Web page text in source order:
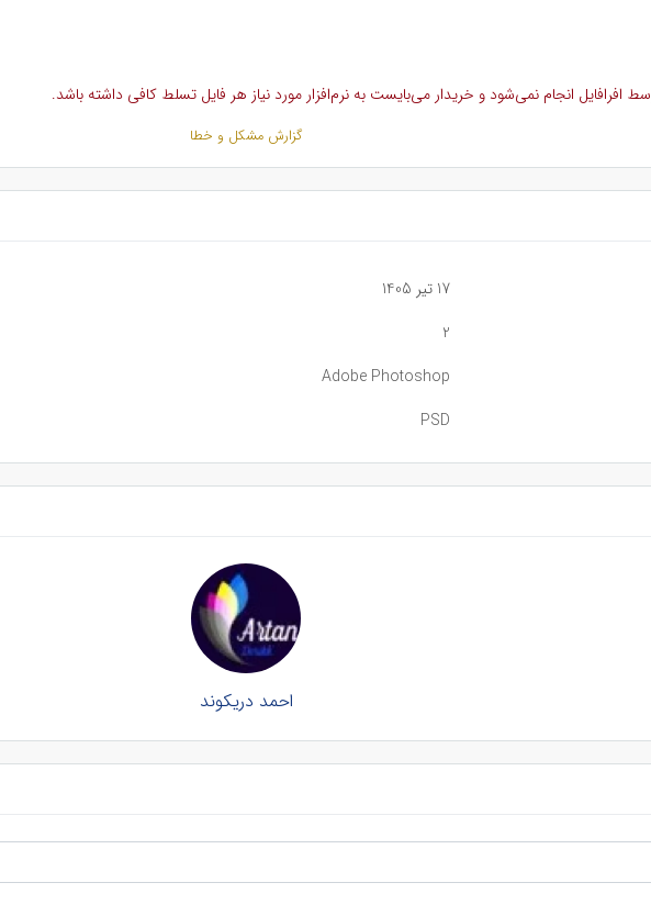
انجام نمی‌شود و خریدار می‌بایست به نرم‌افزار مورد نیاز هر فایل تسلط کافی داشته باشد.
گزارش مشکل و خطا
17 تیر 1405
2
Adobe Photoshop
PSD
احمد دریکوند